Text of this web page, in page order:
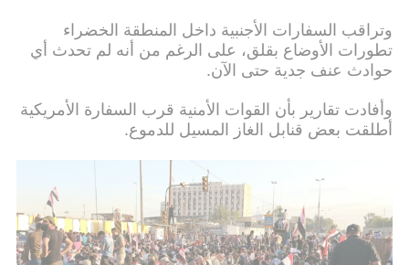
وتراقب السفارات الأجنبية داخل المنطقة الخضراء
تطورات الأوضاع بقلق، على الرغم من أنه لم تحدث أي
حوادث عنف جدية حتى الآن.
وأفادت تقارير بأن القوات الأمنية قرب السفارة الأمريكية
أطلقت بعض قنابل الغاز المسيل للدموع.